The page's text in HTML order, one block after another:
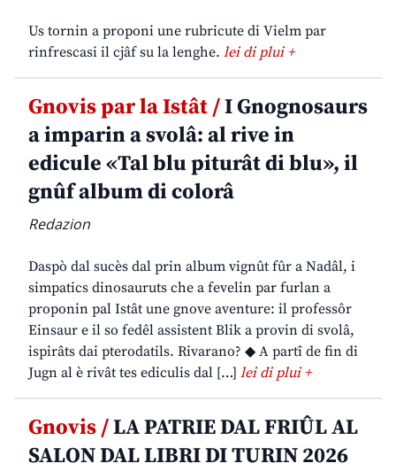
Us tornin a proponi une rubricute di Vielm par
rinfrescasi il cjâf su la lenghe. lei di plui +
Gnovis par la Istât /I Gnognosaurs
a imparin a svolâ: al rive in
edicule «Tal blu piturât di blu», il
gnûf album di colorâ
Redazion
Daspò dal sucès dal prin album vignût fûr a Nadâl, i
simpatics dinosauruts che a fevelin par furlan a
proponin pal Istât une gnove aventure: il professôr
Einsaur e il so fedêl assistent Blik a provin di svolâ,
ispirâts dai pterodatils. Rivarano? ◆ A partî de fin di
Jugn al è rivât tes ediculis dal […] lei di plui +
Gnovis /LA PATRIE DAL FRIÛL AL
SALON DAL LIBRI DI TURIN 2026